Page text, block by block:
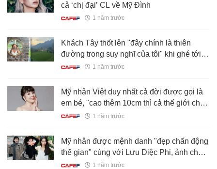
cả ‘chị đại’ CL về Mỹ Đình
1 năm trước
Khách Tây thốt lên "đây chính là thiên
đường trong suy nghĩ của tôi" khi ghé tới 1
nơi tại Việt Nam, tha thiết muốn quay lại
1 năm trước
Mỹ nhân Việt duy nhất cả đời được gọi là
em bé, "cao thêm 10cm thì cả thế giới chết
vì nhan sắc này"
1 năm trước
Mỹ nhân được mệnh danh "đẹp chấn động
thế gian" cùng với Lưu Diệc Phi, ảnh chụp
vội cũng xinh phát sáng
1 năm trước